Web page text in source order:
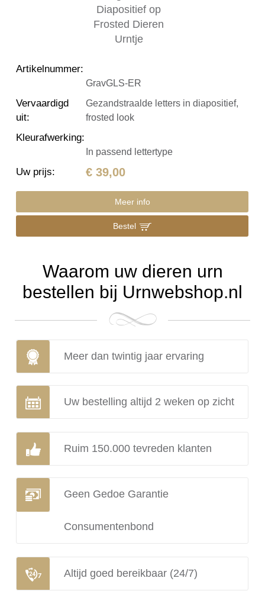
Artikelnummer:
GravGLS-ER
Vervaardigd
uit:
Gezandstraalde letters in diapositief,
frosted look
Kleurafwerking:
In passend lettertype
Uw prijs: € 39,00
Meer info
Bestel
Waarom uw dieren urn
bestellen bij Urnwebshop.nl
Meer dan twintig jaar ervaring
Uw bestelling altijd 2 weken op zicht
Ruim 150.000 tevreden klanten
Geen Gedoe Garantie
Consumentenbond
Altijd goed bereikbaar (24/7)